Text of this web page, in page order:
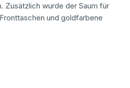
Zusätzlich wurde der Saum für
und goldfarbene